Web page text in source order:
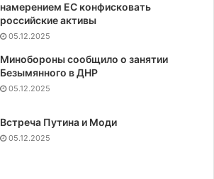
намерением ЕС конфисковать
российские активы
05.12.2025
Минобороны сообщило о занятии
Безымянного в ДНР
05.12.2025
Встреча Путина и Моди
05.12.2025